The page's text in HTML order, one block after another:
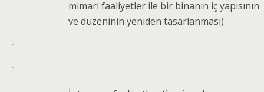
mimari faaliyetler ile bir binanın iç yapısının
ve düzeninin yeniden tasarlanması)
”
“